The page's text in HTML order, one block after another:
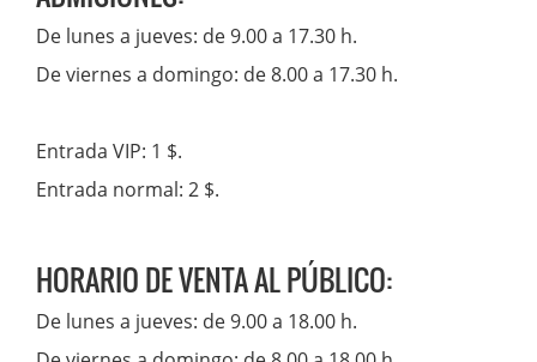
De lunes a jueves: de 9.00 a 17.30 h.
De viernes a domingo: de 8.00 a 17.30 h.
Entrada VIP: 1 $.
Entrada normal: 2 $.
HORARIO DE VENTA AL PÚBLICO:
De lunes a jueves: de 9.00 a 18.00 h.